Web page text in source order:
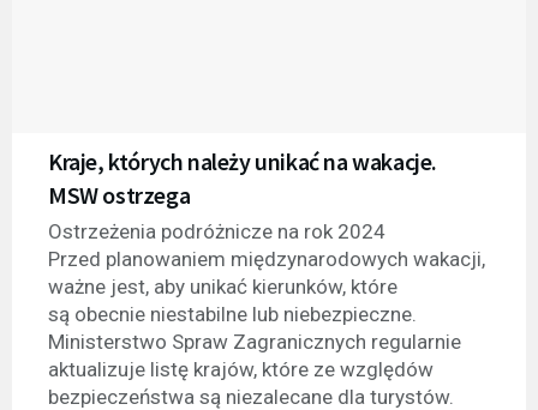
Kraje, których należy unikać na wakacje.
MSW ostrzega
Ostrzeżenia podróżnicze na rok 2024
Przed planowaniem międzynarodowych wakacji,
ważne jest, aby unikać kierunków, które
są obecnie niestabilne lub niebezpieczne.
Ministerstwo Spraw Zagranicznych regularnie
aktualizuje listę krajów, które ze względów
bezpieczeństwa są niezalecane dla turystów.